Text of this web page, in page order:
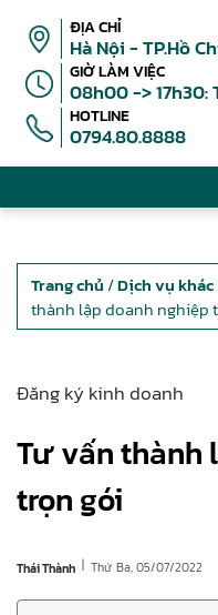
ĐỊA CHỈ
Hà Nội - TP.Hồ
GIỜ LÀM VIỆC
08h00 -> 17h30:
HOTLINE
0794.80.8888
Trang chủ /Dịch vụ khác
thành lập doanh nghiệp
Đăng ký kinh doanh
Tư vấn thành
trọn gói
Thái Thành | Thứ Ba, 05/07/2022